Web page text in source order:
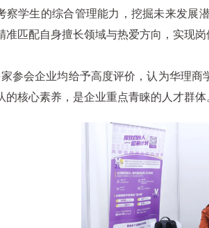
察学生的综合管理能力，挖掘未来发展
准匹配自身擅长领域与热爱方向，实现岗
会企业均给予高度评价，认为华理商
的核心素养，是企业重点青睐的人才群体